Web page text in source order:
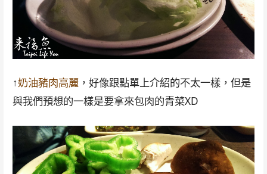
↑奶油豬肉高麗，好像跟點單上介紹的不太一樣，但是
與我們預想的一樣是要拿來包肉的青菜XD